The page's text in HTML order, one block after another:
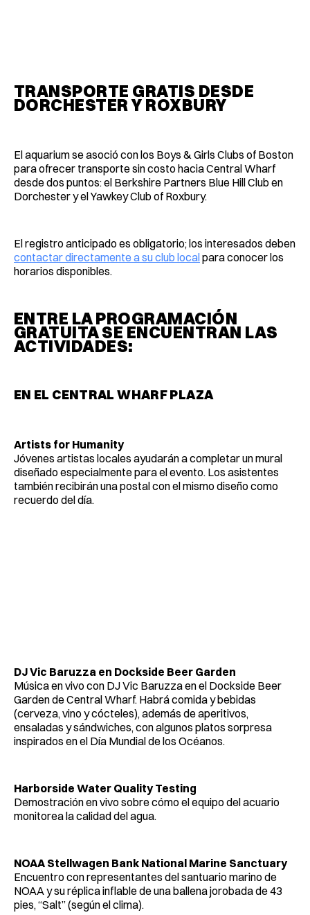
TRANSPORTE GRATIS DESDE
DORCHESTER Y ROXBURY
El aquarium se asoció con los Boys & Girls Clubs of Boston
para ofrecer transporte sin costo hacia Central Wharf
desde dos puntos: el Berkshire Partners Blue Hill Club en
Dorchester y el Yawkey Club of Roxbury.
El registro anticipado es obligatorio; los interesados deben
contactar directamente a su club localpara conocer los
horarios disponibles.
ENTRE LA PROGRAMACIÓN
GRATUITA SE ENCUENTRAN LAS
ACTIVIDADES:
EN EL CENTRAL WHARF PLAZA
Artists for Humanity
Jóvenes artistas locales ayudarán a completar un mural
diseñado especialmente para el evento. Los asistentes
también recibirán una postal con el mismo diseño como
recuerdo del día.
DJ Vic Baruzza en Dockside Beer Garden
Música en vivo con DJ Vic Baruzza en el Dockside Beer
Garden de Central Wharf. Habrá comida y bebidas
(cerveza, vino y cócteles), además de aperitivos,
ensaladas y sándwiches, con algunos platos sorpresa
inspirados en el Día Mundial de los Océanos.
Harborside Water Quality Testing
Demostración en vivo sobre cómo el equipo del acuario
monitorea la calidad del agua.
NOAA Stellwagen Bank National Marine Sanctuary
Encuentro con representantes del santuario marino de
NOAA y su réplica inflable de una ballena jorobada de 43
pies, “Salt” (según el clima).